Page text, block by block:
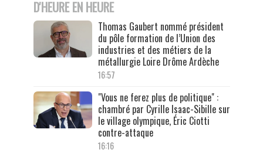
D'HEURE EN HEURE
Thomas Gaubert nommé président
du pôle formation de l’Union des
industries et des métiers de la
métallurgie Loire Drôme Ardèche
16:57
"Vous ne ferez plus de politique" :
chambré par Cyrille Isaac-Sibille sur
le village olympique, Éric Ciotti
contre-attaque
16:16